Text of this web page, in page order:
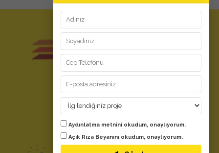
Aydınlatma metnini okudum, onaylıyorum.
Açık Rıza Beyanını okudum, onaylıyorum.
GİZLİLİK ve KULLANIM
Kullanım Koşulları
Aydınlatma Metni
Kişisel Verilerin Korunması
YARDIM
Evdeki Fırsat Nedir?
Bize Ulaşın